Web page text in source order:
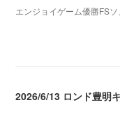
エンジョイゲーム優勝FSソ
2026/6/13 ロンド豊明